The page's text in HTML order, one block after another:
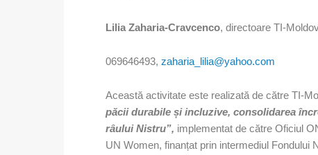
Lilia Zaharia-Cravcenco, directoare TI-
069646493, zaharia_lilia@yahoo.com
Această activitate este realizată de către TI-
păcii durabile și incluzive, consolidarea
râului Nistru”, implementat de către Oficiul
UN Women, finanțat prin intermediul Fondului